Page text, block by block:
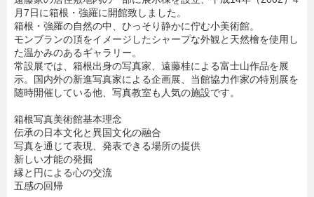
月7日に箱根・強羅に開館致しました。
箱根・強羅の自然の中、ひっそり静かに佇む小美術館。
モンブランの頂をイメージしたシャープな外観と天然檜を使用し
た温かみのあるギャラリー。
常設展では、箱根出身の写真家、遠藤桂による富士山作品を展
示。国内外の新進写真家による企画展、当館協力作家の特別展を
随時開催している他、写真教室も人気の施設です。
箱根写真美術館基本理念
伝承の日本文化と異国文化の融合
写真を通じて表現、発表できる場所の提供
新しい才能の発掘
縁と円による心の交流
五感の回帰